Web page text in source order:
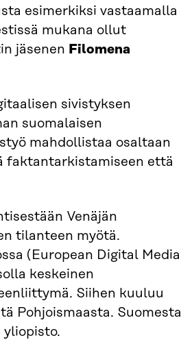
esimerkiksi vastaamalla
mukana ollut
jäsenen Filomena
sivistyksen
suomalaisen
mahdollistaa osaltaan
faktantarkistamiseen että
Venäjän
tilanteen myötä.
(European Digital Media
keskeinen
Siihen kuuluu
Pohjoismaasta. Suomesta
yliopisto.